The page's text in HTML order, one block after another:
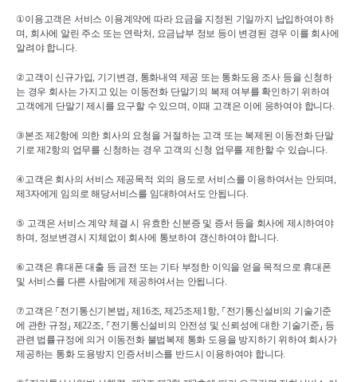
①이용고객은 서비스 이용계약에 따라 요금을 지정된 기일까지 납입하여야 하
며, 회사에 알린 주소 또는 연락처, 요금납부 정보 등이 변경된 경우 이를 회사에
알려야 합니다.
②고객이 신규가입, 기기변경, 통화내역 제공 또는 통화도용 조사 등을 신청하
는 경우 회사는 가지고 있는 이동전화 단말기의 복제 여부를 확인하기 위하여
고객에게 단말기 제시를 요구할 수 있으며, 이때 고객은 이에 응하여야 합니다.
③본조 제2항에 의한 회사의 요청을 거절하는 고객 또는 복제된 이동전화 단말
기로 제2항의 업무를 신청하는 경우 고객의 신청 업무를 제한할 수 있습니다.
④고객은 회사의 서비스 제공목적 외의 용도로 서비스를 이용하여서는 안되며
제 3자에게 임의로 해당서비스를 임대하여서도 안됩니다.
⑤ 고객은 서비스 계약 체결 시 유효한 신분증 및 증서 등을 회사에 제시하여야
하며, 정보변경시 지체없이 회사에 통보하여 갱신하여야 합니다.
⑥고객은 휴대폰 대출 등 금전 또는 기타 부정한 이익을 얻을 목적으로 휴대폰
및 서비스를 다른 사람에게 제공하여서는 안됩니다.
⑦고객은 ⸀전기통신기본법 ⸥ 제 16조, 제25조제 1항, ⸀전기통신설비의 기술기준
에 관한 규정 ⸥ 제22조, ⸀전기통신설비의 안전성 및 신뢰성에 대한 기술기준 ⸥ 등
관련 법률규정에 의거 이동전화 불법복제 통화 도용을 방지하기 위하여 회사가
제공하는 통화 도용방지 인증서비스를 반드시 이용하여야 합니다.